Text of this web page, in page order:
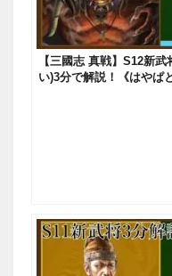
【三國志 真戦】S12新
い)3分で解説！《はやぱと